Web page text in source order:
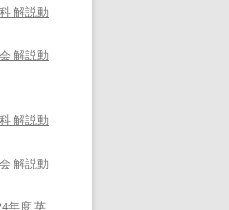
解説動
解説動
解説動
解説動
年度 英